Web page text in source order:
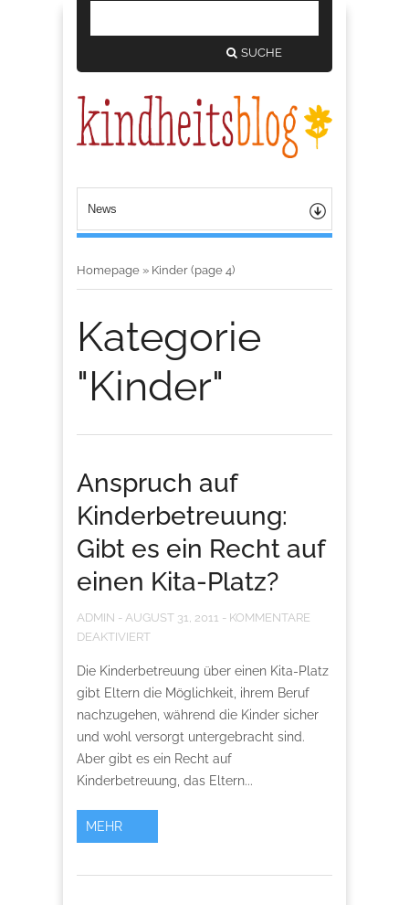
SUCHE
Homepage » Kinder (page 4)
Kategorie
"Kinder"
Anspruch auf
Kinderbetreuung:
Gibt es ein Recht auf
einen Kita-Platz?
ADMIN - AUGUST 31, 2011 - KOMMENTARE
DEAKTIVIERT
Die Kinderbetreuung über einen Kita-Platz
gibt Eltern die Möglichkeit, ihrem Beruf
nachzugehen, während die Kinder sicher
und wohl versorgt untergebracht sind.
Aber gibt es ein Recht auf
Kinderbetreuung, das Eltern...
MEHR